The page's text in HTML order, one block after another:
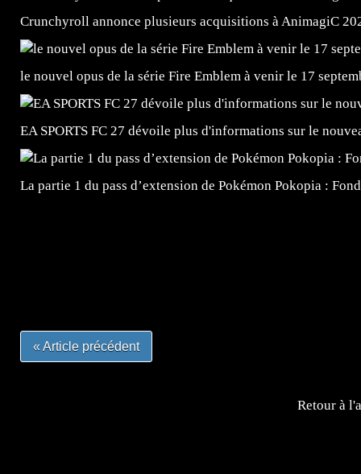
Crunchyroll annonce plusieurs acquisitions à AnimagiC
le nouvel opus de la série Fire Emblem à venir le 17
EA SPORTS FC 27 dévoile plus d'informations sur le
La partie 1 du pass d’extension de Pokémon Pokopia :
« Article précédent
Retour à